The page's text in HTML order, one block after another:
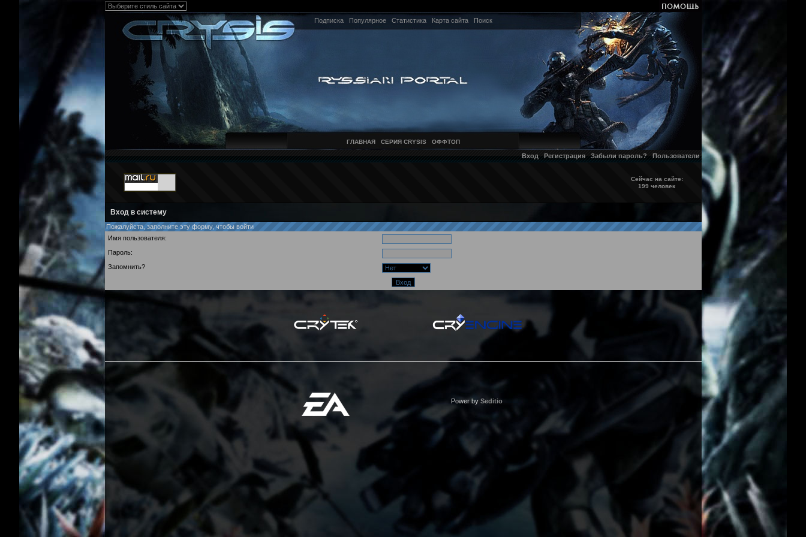
Подписка Популярное Статистика Карта сайта Поиск
ГЛАВНАЯ СЕРИЯ CRYSIS ОФФТОП
Вход Регистрация Забыли пароль? Пользователи
Сейчас на сайте:
199 человек
Вход в систему
Пожалуйста, заполните эту форму, чтобы войти
Имя пользователя:
Пароль:
Запомнить?
Power by Seditio